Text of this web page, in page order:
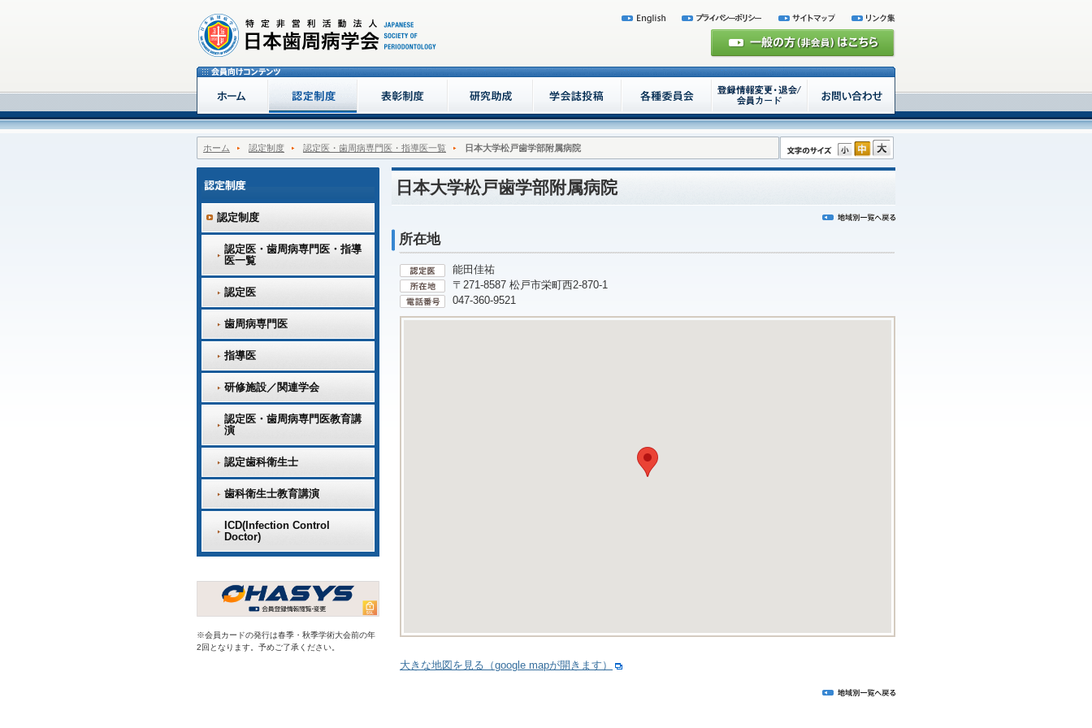
ホーム 認定制度 認定医・歯周病専門医・指導医一覧 日本大学松戸歯学部附属病院
日本大学松戸歯学部附属病院
所在地
能田佳祐
〒271-8587 松戸市栄町西2-870-1
047-360-9521
大きな地図を見る（google mapが開きます）
認定制度
認定医・歯周病専門医・指導
医一覧
認定医
歯周病専門医
指導医
研修施設／関連学会
認定医・歯周病専門医教育講
演
認定歯科衛生士
歯科衛生士教育講演
ICD(Infection Control
Doctor)
※会員カードの発行は春季・秋季学術大会前の年
2回となります。予めご了承ください。